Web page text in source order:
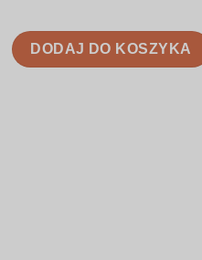
Hibiskus w niebieskiej
DODAJ DO KOSZYKA